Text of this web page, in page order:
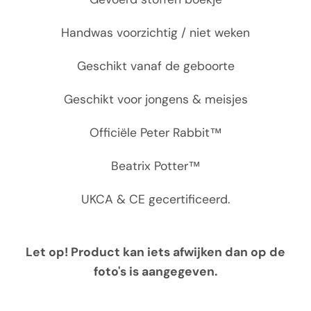
Handwas voorzichtig / niet weken
Geschikt vanaf de geboorte
Geschikt voor jongens & meisjes
Officiële Peter Rabbit™
Beatrix Potter™
UKCA & CE gecertificeerd.
Let op! Product kan iets afwijken dan op de
foto's is aangegeven.